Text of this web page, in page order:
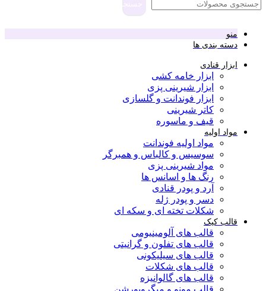
منو
دسته بندی ها
ابزار قنادی
ابزار خامه کشی
ابزار شیرینی پزی
ابزار فوندانت و گلسازی
کاتر شیرینی
قیف و ماسوره
مواد اولیه
مواد اولیه فوندانت
سوسیس و کالباس و همبرگر
مواد شیرینی پزی
رنگ ها و اسانس ها
آرد و پودر قنادی
دسر و پودر ژله
شکلات تخته ای و سکه ای
قالب کیک
قالب های آلومینیومی
قالب های تفلون و گرانیتی
قالب های سیلیکونی
قالب های شکلات
قالب های گالوانیزه
قالب مونو و میگروپورشن